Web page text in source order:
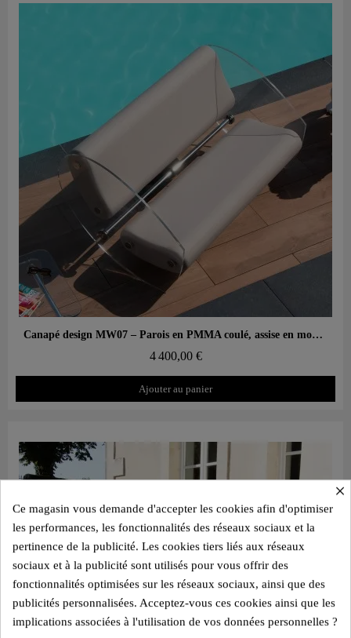
Aperçu rapide Canapé design MW07 – Parois en PMMA coulé, assise en mousse alvéolaire
4 400,00 €
Ajouter au panier
×
Ce magasin vous demande d'accepter les cookies afin d'optimiser
les performances, les fonctionnalités des réseaux sociaux et la
pertinence de la publicité. Les cookies tiers liés aux réseaux
sociaux et à la publicité sont utilisés pour vous offrir des
fonctionnalités optimisées sur les réseaux sociaux, ainsi que des
publicités personnalisées. Acceptez-vous ces cookies ainsi que les
implications associées à l'utilisation de vos données personnelles ?